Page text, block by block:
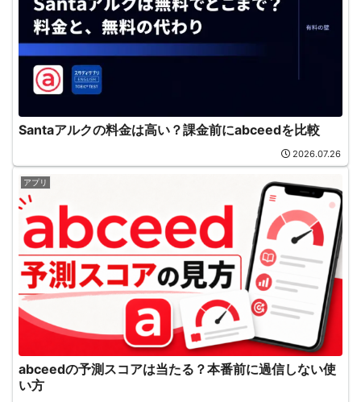
Santaアルクの料金は高い？課金前にabceedを比較
2026.07.26
アプリ
abceedの予測スコアは当たる？本番前に過信しない使
い方